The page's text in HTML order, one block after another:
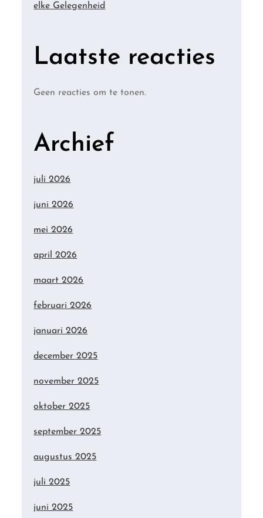
elke Gelegenheid
Laatste reacties
Geen reacties om te tonen.
Archief
juli 2026
juni 2026
mei 2026
april 2026
maart 2026
februari 2026
januari 2026
december 2025
november 2025
oktober 2025
september 2025
augustus 2025
juli 2025
juni 2025